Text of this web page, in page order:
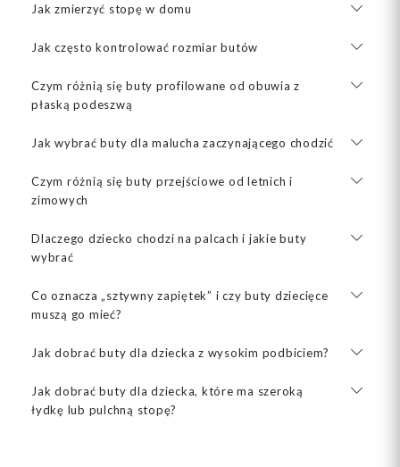
Jak zmierzyć stopę w domu
Jak często kontrolować rozmiar butów
Czym różnią się buty profilowane od obuwia z
płaską podeszwą
Jak wybrać buty dla malucha zaczynającego chodzić
Czym różnią się buty przejściowe od letnich i
zimowych
Dlaczego dziecko chodzi na palcach i jakie buty
wybrać
Co oznacza „sztywny zapiętek” i czy buty dziecięce
muszą go mieć?
Jak dobrać buty dla dziecka z wysokim podbiciem?
Jak dobrać buty dla dziecka, które ma szeroką
łydkę lub pulchną stopę?